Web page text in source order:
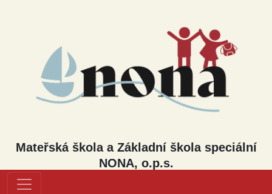
Mateřská škola a Základní škola speciální
NONA, o.p.s.